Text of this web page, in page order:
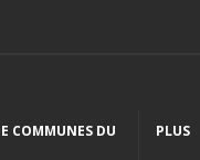
COMMUNES DU
PLUS